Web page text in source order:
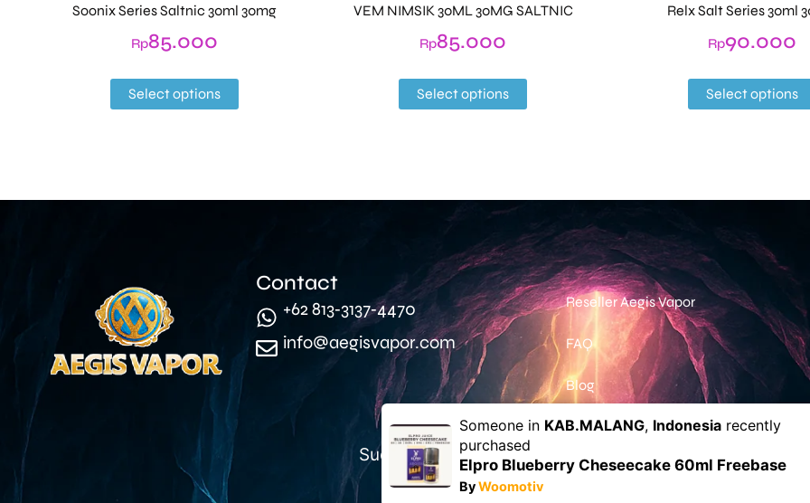
Soonix Series Saltnic 30ml 30mg
Rp85.000
Select options
VEM NIMSIK 30ML 30MG SALTNIC
Rp85.000
Select options
Relx Salt Series 30ml
Rp90.000
Select options
Contact
‪+62 813‑3137‑4470‬
info@aegisvapor.com
Reseller Aegis Vapor
FAQ
Blog
Sudah ada 2359pesanan completed dari pelanggan
Someone in KAB.MALANG, Indonesia recently
purchased
Elpro Blueberry Cheseecake 60ml Freebase
ByWoomotiv